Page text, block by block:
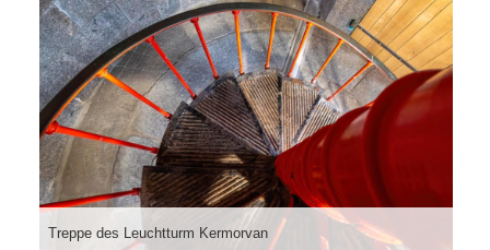
Treppe des Leuchtturm Kermorvan